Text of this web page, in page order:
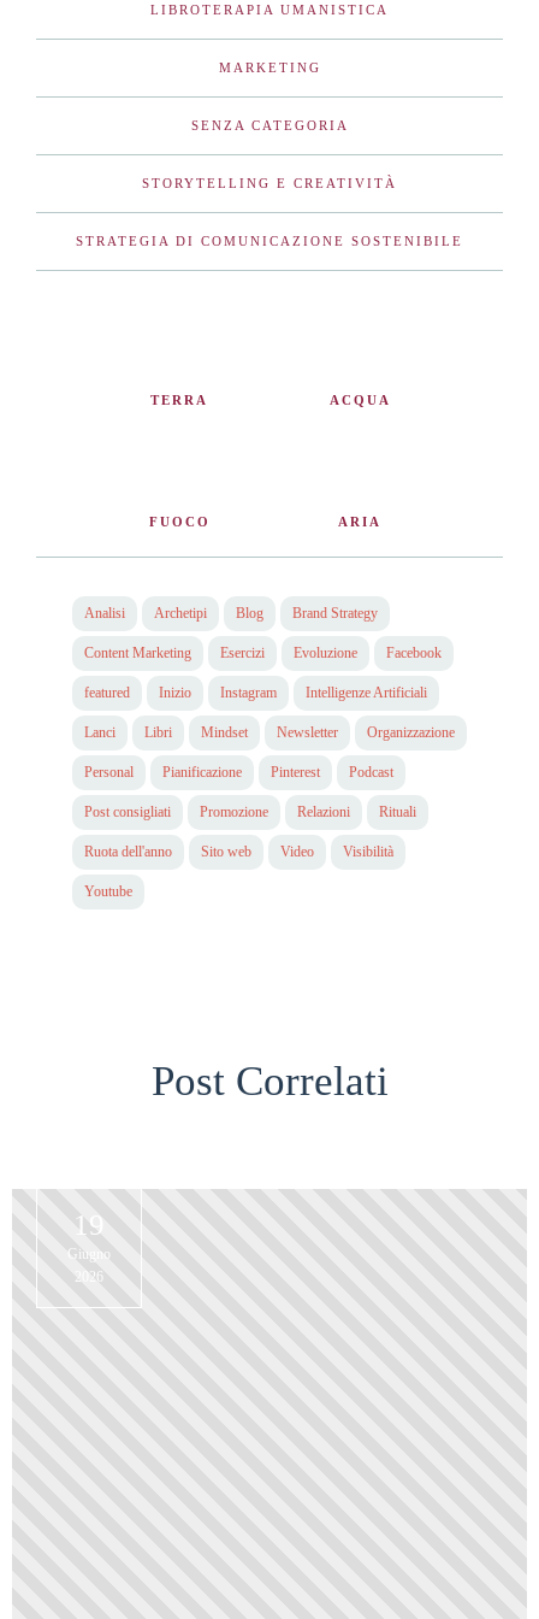
LIBROTERAPIA UMANISTICA
MARKETING
SENZA CATEGORIA
STORYTELLING E CREATIVITÀ
STRATEGIA DI COMUNICAZIONE SOSTENIBILE
TERRA ACQUA
FUOCO ARIA
Analisi Archetipi Blog Brand Strategy
Content Marketing Esercizi Evoluzione Facebook
featured Inizio Instagram Intelligenze Artificiali
Lanci Libri Mindset Newsletter Organizzazione
Personal Pianificazione Pinterest Podcast
Post consigliati Promozione Relazioni Rituali
Ruota dell'anno Sito web Video Visibilità
Youtube
Post Correlati
19
Giugno
2026